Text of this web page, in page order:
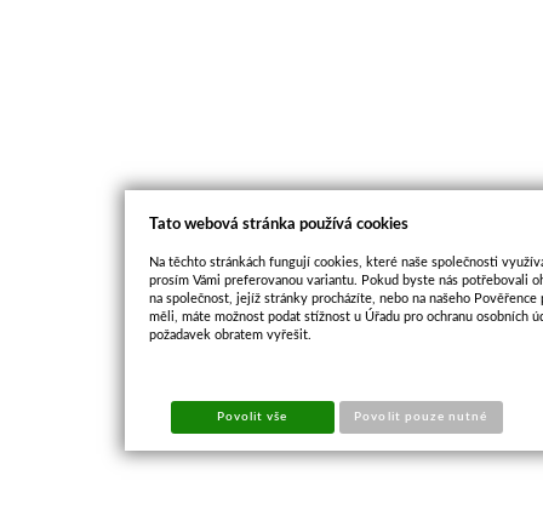
Tato webová stránka používá cookies
Na těchto stránkách fungují cookies, které naše společnosti
prosím Vámi preferovanou variantu. Pokud byste nás potřebovali
na společnost, jejíž stránky procházíte, nebo na našeho
měli, máte možnost podat stížnost u Úřadu pro ochranu osobních
požadavek obratem vyřešit.
Povolit vše Povolit pouze nutné